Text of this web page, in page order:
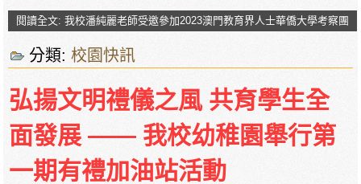
閱讀全文: 我校潘純麗老師受邀參加2023澳門教育界人士華僑大學考察團
分類:校園快訊
弘揚文明禮儀之風 共育學生全
面發展 —— 我校幼稚園舉行第
一期有禮加油站活動